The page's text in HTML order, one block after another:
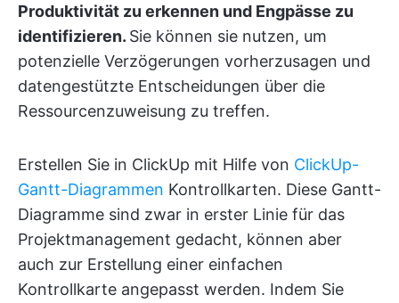
Produktivität zu erkennen und Engpässe zu
identifizieren. Sie können sie nutzen, um
potenzielle Verzögerungen vorherzusagen und
datengestützte Entscheidungen über die
Ressourcenzuweisung zu treffen.
Erstellen Sie in ClickUp mit Hilfe von ClickUp-
Gantt-Diagrammen Kontrollkarten. Diese Gantt-
Diagramme sind zwar in erster Linie für das
Projektmanagement gedacht, können aber
auch zur Erstellung einer einfachen
Kontrollkarte angepasst werden. Indem Sie